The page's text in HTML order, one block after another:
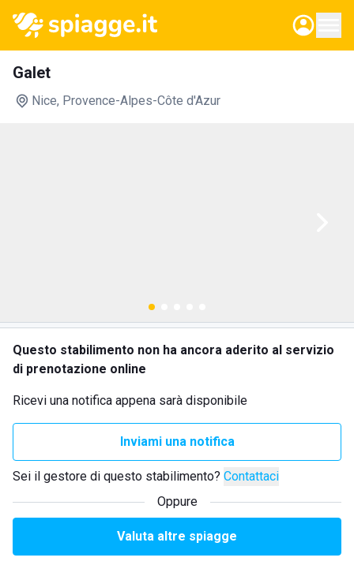
Galet
Nice, Provence-Alpes-Côte d'Azur
Questo stabilimento non ha ancora aderito al servizio
di prenotazione online
Ricevi una notifica appena sarà disponibile
Inviami una notifica
Sei il gestore di questo stabilimento? Contattaci
Oppure
Valuta altre spiagge